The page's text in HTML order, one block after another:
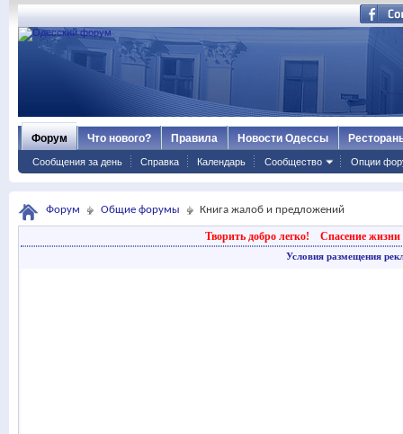
Форум
Сообщения за день Справка Календарь Сообщество Опции
Что нового? Правила Новости Одессы
Форум Общие форумы Книга жалоб и предложений
Творить добро легко! Спасение жизни
Условия размещения